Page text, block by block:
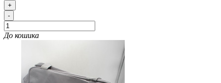
+
-
До кошика